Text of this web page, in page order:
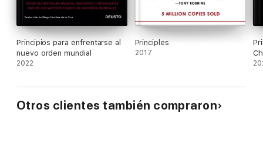
Principios para enfrentarse al
nuevo orden mundial
2022
Principles
2017
Otros clientes también compraron